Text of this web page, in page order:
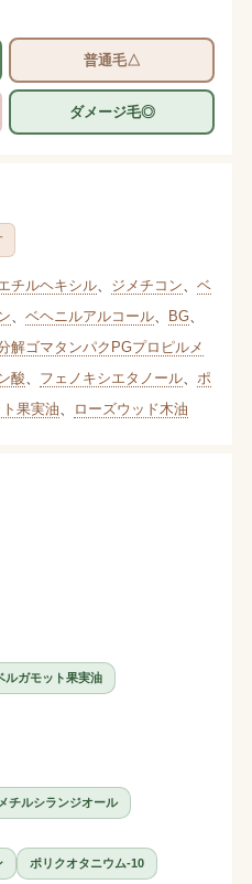
普通毛△
ダメージ毛◎
チルヘキシル、 ジメチコン
ベ
ベヘニルアルコール、 BG、
解ゴマタンパクPGプロピルメ
酸 フェノキシエタノール、 ポ
果実油 ローズウッド木油
ルガモット果実油
チルシランジオール
ポリクオタニウム-10